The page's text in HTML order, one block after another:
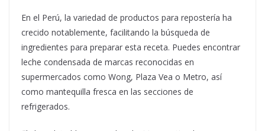
En el Perú, la variedad de productos para repostería ha
crecido notablemente, facilitando la búsqueda de
ingredientes para preparar esta receta. Puedes encontrar
leche condensada de marcas reconocidas en
supermercados como Wong, Plaza Vea o Metro, así
como mantequilla fresca en las secciones de
refrigerados.